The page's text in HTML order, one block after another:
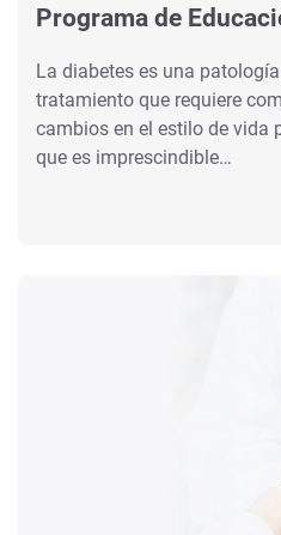
Programa de
La diabetes es una
tratamiento que requiere
cambios en el estilo de vida
que es imprescindible…